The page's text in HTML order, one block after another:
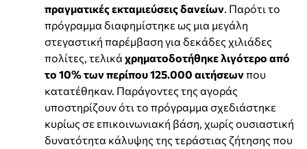
πραγματικές εκταμιεύσεις δανείων. Παρότι το
πρόγραμμα διαφημίστηκε ως μια μεγάλη
στεγαστική παρέμβαση για δεκάδες χιλιάδες
πολίτες, τελικά χρηματοδοτήθηκε λιγότερο από
το 10% των περίπου 125.000 αιτήσεωνπου
κατατέθηκαν. Παράγοντες της αγοράς
υποστηρίζουν ότι το πρόγραμμα σχεδιάστηκε
κυρίως σε επικοινωνιακή βάση, χωρίς ουσιαστική
δυνατότητα κάλυψης της τεράστιας ζήτησης που